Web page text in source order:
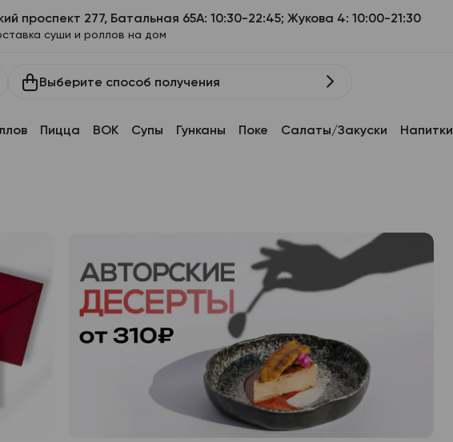
проспект 277, Батальная 65А: 10:30-22:45; Жукова 4: 10:00-21:30
суши и роллов на дом
Выберите способ получения
Пицца ВОК Супы Гунканы Поке Салаты/Закуски Напитки